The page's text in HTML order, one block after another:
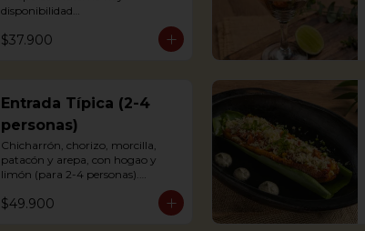
disponibilidad
Antioquian Sausage with arepa
and green plantains.
$37.900
Entrada Típica (2-4
personas)
Chicharrón, chorizo, morcilla,
patacón y arepa, con hogao y
limón (para 2-4 personas).
disponibilidad
$49.900